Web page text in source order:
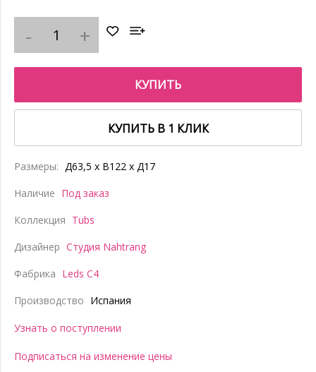
КУПИТЬ
КУПИТЬ В 1 КЛИК
Размеры: Д63,5 x В122 x Д17
Наличие Под заказ
Коллекция Tubs
Дизайнер Студия Nahtrang
Фабрика Leds C4
Производство Испания
Узнать о поступлении
Подписаться на изменение цены